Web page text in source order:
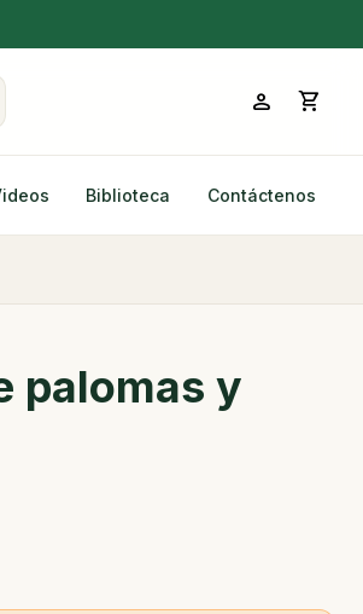
person shopping_cart
Biblioteca Contáctenos
palomas y